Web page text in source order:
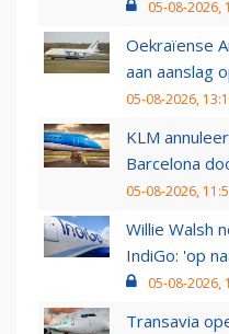
05-08-2026,
Oekraïense
aan aanslag
05-08-2026,
KLM
Barcelona
05-08-2026,
Willie Walsh
IndiGo: 'op
05-08-2026,
Transavia